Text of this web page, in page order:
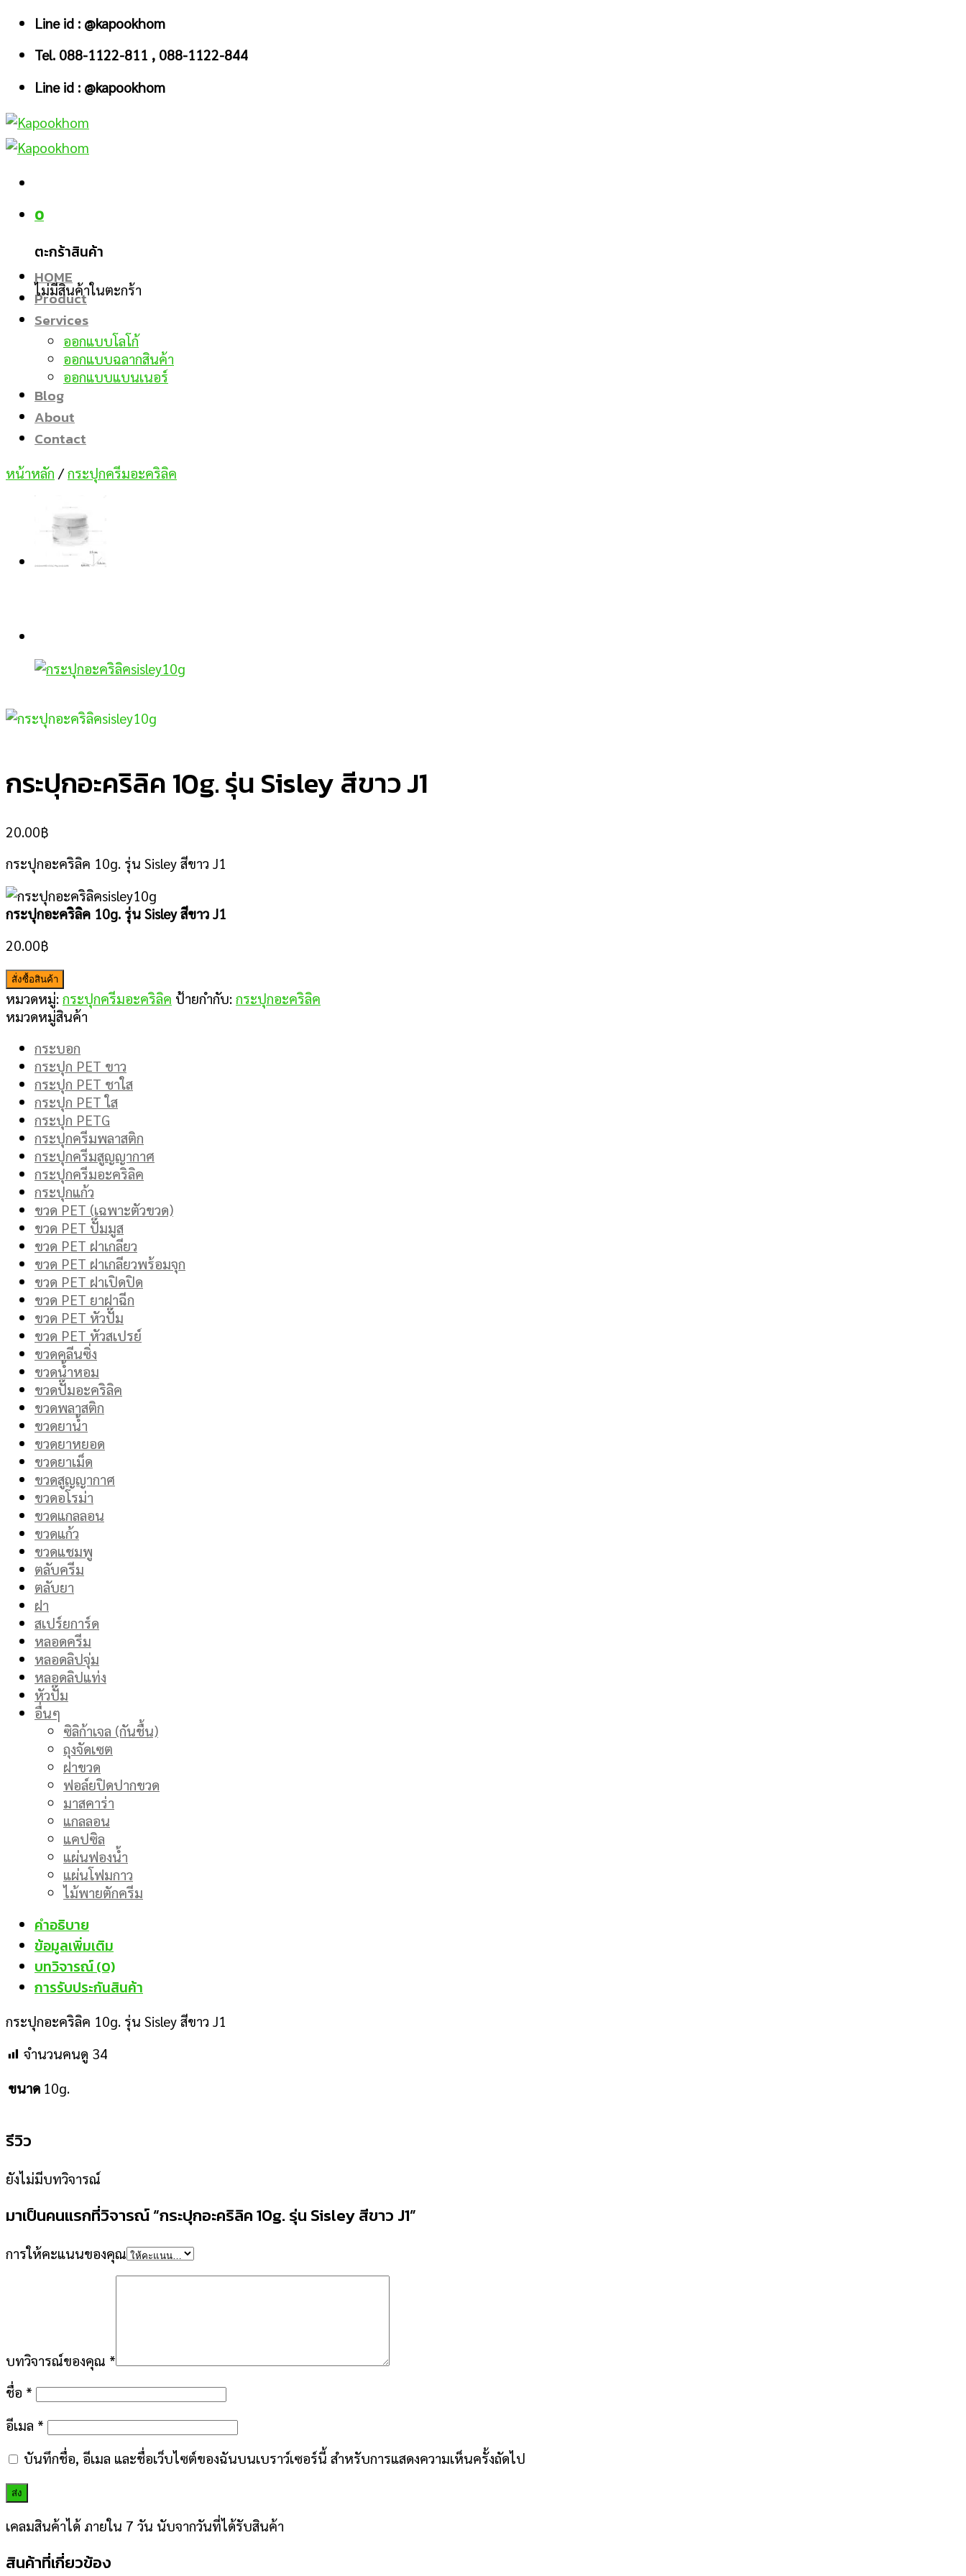
Skip
content
Line id : @kapookhom
Tel. 088-1122-811 , 088-1122-844
Line id : @kapookhom
0
ตะกร้าสินค้า
ไม่มีสินค้าในตะกร้า
HOME
Product
Services
ออกแบบโลโก้
ออกแบบฉลากสินค้า
ออกแบบแบนเนอร์
Blog
About
Contact
หน้าหลัก / กระปุกครีมอะคริลิค
กระปุกอะคริลิค 10g. รุ่น Sisley สีขาว J1
20.00฿
กระปุกอะคริลิค 10g. รุ่น Sisley สีขาว J1
กระปุกอะคริลิค 10g. รุ่น Sisley สีขาว J1
20.00฿
สั่งซื้อสินค้า
หมวดหมู่: กระปุกครีมอะคริลิค ป้ายกำกับ: กระปุกอะคริลิค
หมวดหมู่สินค้า
กระบอก
กระปุก PET ขาว
กระปุก PET ชาใส
กระปุก PET ใส
กระปุก PETG
กระปุกครีมพลาสติก
กระปุกครีมสูญญากาศ
กระปุกครีมอะคริลิค
กระปุกแก้ว
ขวด PET (เฉพาะตัวขวด)
ขวด PET ปั๊มมูส
ขวด PET ฝาเกลียว
ขวด PET ฝาเกลียวพร้อมจุก
ขวด PET ฝาเปิดปิด
ขวด PET ยาฝาฉีก
ขวด PET หัวปั๊ม
ขวด PET หัวสเปรย์
ขวดคลีนซิ่ง
ขวดน้ำหอม
ขวดปั๊มอะคริลิค
ขวดพลาสติก
ขวดยาน้ำ
ขวดยาหยอด
ขวดยาเม็ด
ขวดสูญญากาศ
ขวดอโรม่า
ขวดแกลลอน
ขวดแก้ว
ขวดแชมพู
ตลับครีม
ตลับยา
ฝา
สเปร์ยการ์ด
หลอดครีม
หลอดลิปจุ่ม
หลอดลิปแท่ง
หัวปั๊ม
อื่นๆ
ซิลิก้าเจล (กันชื้น)
ถุงจัดเซต
ฝาขวด
ฟอล์ยปิดปากขวด
มาสคาร่า
แกลลอน
แคปซิล
แผ่นฟองน้ำ
แผ่นโฟมกาว
ไม้พายตักครีม
คำอธิบาย
ข้อมูลเพิ่มเติม
บทวิจารณ์ (0)
การรับประกันสินค้า
กระปุกอะคริลิค 10g. รุ่น Sisley สีขาว J1
จำนวนคนดู 34
ขนาด 10g.
รีวิว
ยังไม่มีบทวิจารณ์
มาเป็นคนแรกที่วิจารณ์ “กระปุกอะคริลิค 10g. รุ่น Sisley สีขาว J1”
การให้คะแนนของคุณ
บทวิจารณ์ของคุณ *
ชื่อ *
อีเมล *
บันทึกชื่อ, อีเมล และชื่อเว็บไซต์ของฉันบนเบราว์เซอร์นี้ สำหรับการแสดงความเห็นครั้งถัดไป
เคลมสินค้าได้ ภายใน 7 วัน นับจากวันที่ได้รับสินค้า
สินค้าที่เกี่ยวข้อง